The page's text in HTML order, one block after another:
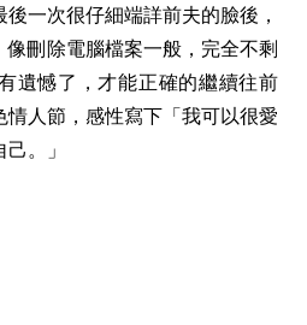
一次很仔細端詳前夫的臉後，
像刪除電腦檔案一般，完全不剩
遺憾了，才能正確的繼續往前
人節，感性寫下「我可以很愛
。」